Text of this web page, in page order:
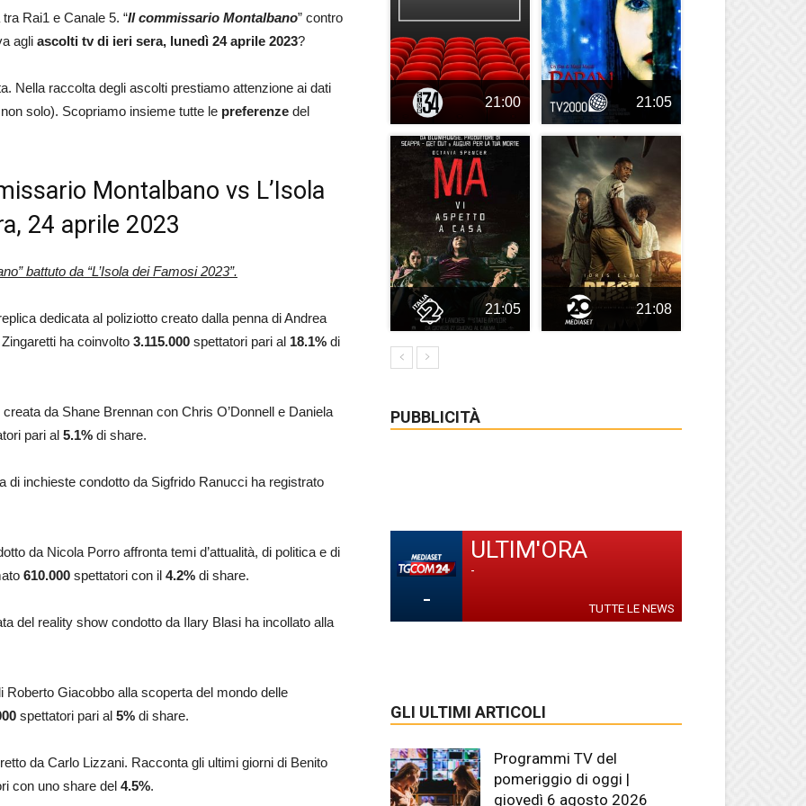
Rai1 e Canale 5. “Il commissario Montalbano” contro
agli ascolti tv di ieri sera, lunedì 24 aprile 2023?
Nella raccolta degli ascolti prestiamo attenzione ai dati
solo). Scopriamo insieme tutte le preferenze del
Montalbano vs L’Isola
24 aprile 2023
battuto da “L’Isola dei Famosi 2023”.
dedicata al poliziotto creato dalla penna di Andrea
ha coinvolto 3.115.000 spettatori pari al 18.1% di
da Shane Brennan con Chris O’Donnell e Daniela
pari al 5.1% di share.
di inchieste condotto da Sigfrido Ranucci ha registrato
da Nicola Porro affronta temi d’attualità, di politica e di
610.000 spettatori con il 4.2% di share.
del reality show condotto da Ilary Blasi ha incollato alla
Roberto Giacobbo alla scoperta del mondo delle
spettatori pari al 5% di share.
da Carlo Lizzani. Racconta gli ultimi giorni di Benito
con uno share del 4.5%.
21:00 21:05
21:05 21:08
PUBBLICITÀ
-
ULTIM'ORA
-
TUTTE LE NEWS
GLI ULTIMI ARTICOLI
Programmi TV del
pomeriggio di oggi |
giovedì 6 agosto 2026